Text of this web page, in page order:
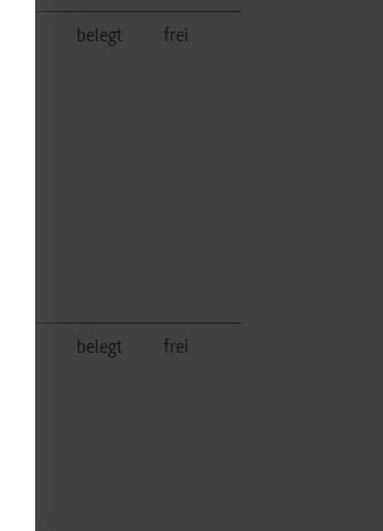
belegt frei
belegt frei